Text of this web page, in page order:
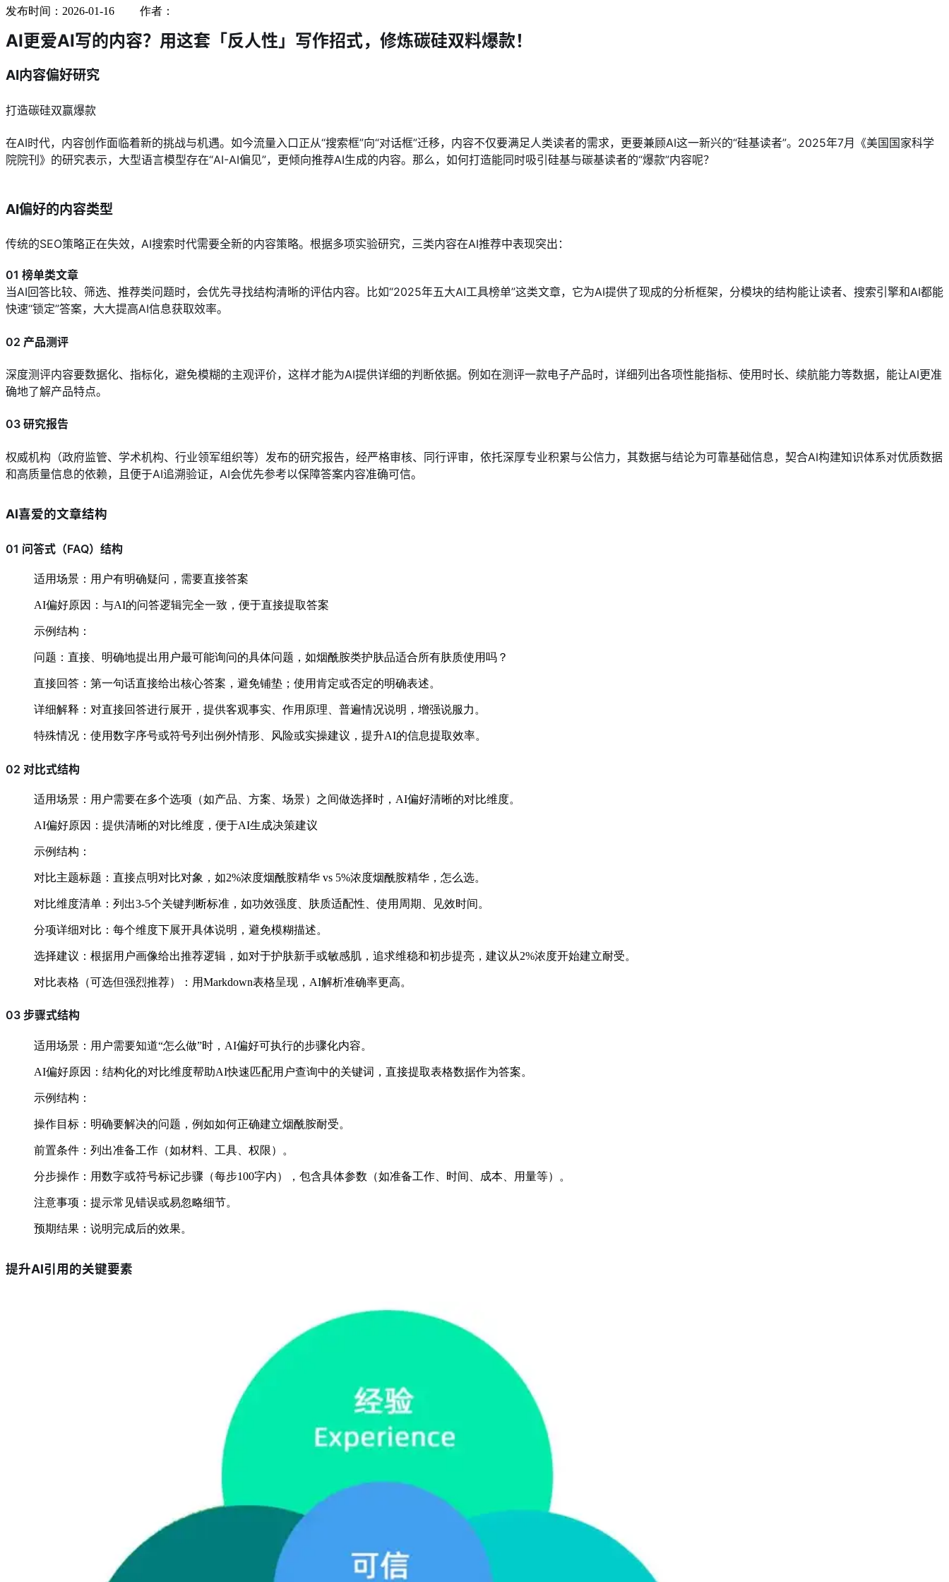
发布时间：2026-01-16 作者：
AI更爱AI写的内容？用这套「反人性」写作招式，修炼碳硅双料爆款！
AI内容偏好研究
打造碳硅双赢爆款
在AI时代，内容创作面临着新的挑战与机遇。如今流量入口正从“搜索框”向“对话框”迁移，内容不仅要满足人类读者的需求，更要兼顾AI这一新兴的“硅基读者”。2025年7月《美国国家科学
院院刊》的研究表示，大型语言模型存在“AI-AI偏见”，更倾向推荐AI生成的内容。那么，如何打造能同时吸引硅基与碳基读者的“爆款”内容呢？
AI偏好的内容类型
传统的SEO策略正在失效，AI搜索时代需要全新的内容策略。根据多项实验研究，三类内容在AI推荐中表现突出：
01 榜单类文章
当AI回答比较、筛选、推荐类问题时，会优先寻找结构清晰的评估内容。比如“2025年五大AI工具榜单”这类文章，它为AI提供了现成的分析框架，分模块的结构能让读者、搜索引擎和AI都能
快速“锁定”答案，大大提高AI信息获取效率。
02 产品测评
深度测评内容要数据化、指标化，避免模糊的主观评价，这样才能为AI提供详细的判断依据。例如在测评一款电子产品时，详细列出各项性能指标、使用时长、续航能力等数据，能让AI更准
确地了解产品特点。
03 研究报告
权威机构（政府监管、学术机构、行业领军组织等）发布的研究报告，经严格审核、同行评审，依托深厚专业积累与公信力，其数据与结论为可靠基础信息，契合AI构建知识体系对优质数据
和高质量信息的依赖，且便于AI追溯验证，AI会优先参考以保障答案内容准确可信。
AI喜爱的文章结构
01 问答式（FAQ）结构
适用场景：用户有明确疑问，需要直接答案
AI偏好原因：与AI的问答逻辑完全一致，便于直接提取答案
示例结构：
问题：直接、明确地提出用户最可能询问的具体问题，如烟酰胺类护肤品适合所有肤质使用吗？
直接回答：第一句话直接给出核心答案，避免铺垫；使用肯定或否定的明确表述。
详细解释：对直接回答进行展开，提供客观事实、作用原理、普遍情况说明，增强说服力。
特殊情况：使用数字序号或符号列出例外情形、风险或实操建议，提升AI的信息提取效率。
02 对比式结构
适用场景：用户需要在多个选项（如产品、方案、场景）之间做选择时，AI偏好清晰的对比维度。
AI偏好原因：提供清晰的对比维度，便于AI生成决策建议
示例结构：
对比主题标题：直接点明对比对象，如2%浓度烟酰胺精华 vs 5%浓度烟酰胺精华，怎么选。
对比维度清单：列出3-5个关键判断标准，如功效强度、肤质适配性、使用周期、见效时间。
分项详细对比：每个维度下展开具体说明，避免模糊描述。
选择建议：根据用户画像给出推荐逻辑，如对于护肤新手或敏感肌，追求维稳和初步提亮，建议从2%浓度开始建立耐受。
对比表格（可选但强烈推荐）：用Markdown表格呈现，AI解析准确率更高。
03 步骤式结构
适用场景：用户需要知道“怎么做”时，AI偏好可执行的步骤化内容。
AI偏好原因：结构化的对比维度帮助AI快速匹配用户查询中的关键词，直接提取表格数据作为答案。
示例结构：
操作目标：明确要解决的问题，例如如何正确建立烟酰胺耐受。
前置条件：列出准备工作（如材料、工具、权限）。
分步操作：用数字或符号标记步骤（每步100字内），包含具体参数（如准备工作、时间、成本、用量等）。
注意事项：提示常见错误或易忽略细节。
预期结果：说明完成后的效果。
提升AI引用的关键要素